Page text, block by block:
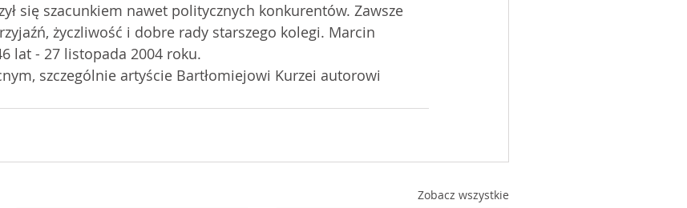
się szacunkiem nawet politycznych konkurentów. Zawsze
życzliwość i dobre rady starszego kolegi. Marcin
lat - 27 listopada 2004 roku.
szczególnie artyście Bartłomiejowi Kurzei autorowi
Zobacz wszystkie